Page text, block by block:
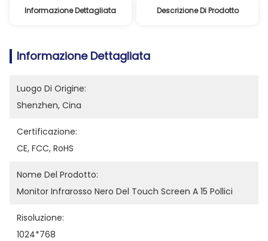
Informazione Dettagliata Descrizione Di Prodotto
Informazione Dettagliata
Luogo Di Origine:
Shenzhen, Cina
Certificazione:
CE, FCC, RoHS
Nome Del Prodotto:
Monitor Infrarosso Nero Del Touch Screen A 15 Pollici
Risoluzione:
1024*768